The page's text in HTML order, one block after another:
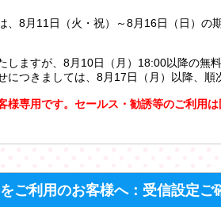
、8月11日（火・祝）～8月16日（日）の
しますが、8月10日（月）18:00以降の無
につきましては、8月17日（月）以降、順
専用です。セールス・勧誘等のご利用は
ご利用のお客様へ：受信設定ご